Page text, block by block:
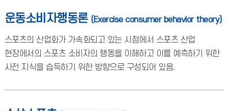
운동소비자행동론 (Exercise consumer behavior theory)
스포츠의 산업화가 가속화되고 있는 시점에서 스포츠 산업
현장에서의 스포츠 소비자의 행동을 이해하고 이를 예측하기 위한
사전 지식을 습득하기 위한 방향으로 구성되어 있음.